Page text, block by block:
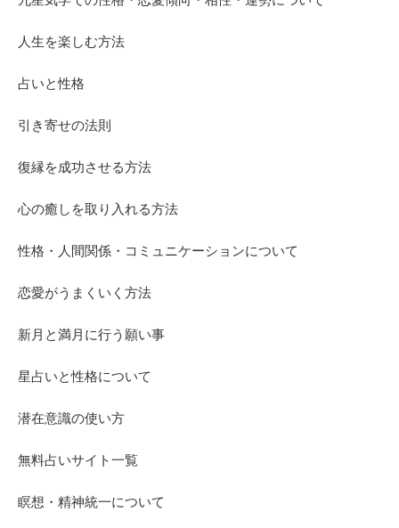
人生を楽しむ方法
占いと性格
引き寄せの法則
復縁を成功させる方法
心の癒しを取り入れる方法
性格・人間関係・コミュニケーションについて
恋愛がうまくいく方法
新月と満月に行う願い事
星占いと性格について
潜在意識の使い方
無料占いサイト一覧
瞑想・精神統一について